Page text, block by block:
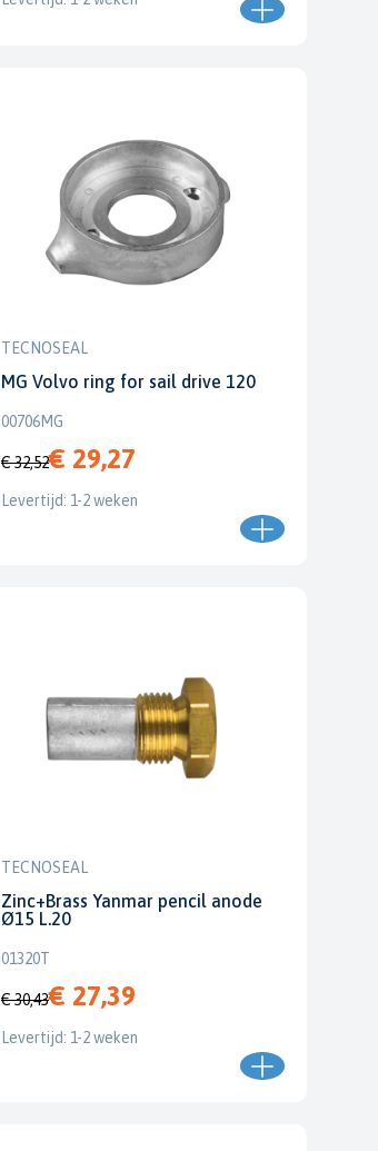
TECNOSEAL
MG Volvo ring for sail drive 120
00706MG
€ 32,52€ 29,27
Levertijd: 1-2 weken
TECNOSEAL
Zinc+Brass Yanmar pencil anode
Ø15 L.20
01320T
€ 30,43€ 27,39
Levertijd: 1-2 weken